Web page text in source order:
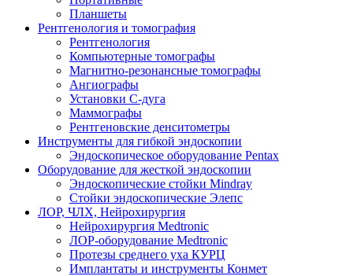
Планшеты
Рентгенология и томография
Рентгенология
Компьютерные томографы
Магнитно-резонансные томографы
Ангиографы
Установки С-дуга
Маммографы
Рентгеновские денситометры
Инструменты для гибкой эндоскопии
Эндоскопическое оборудование Pentax
Оборудование для жесткой эндоскопии
Эндоскопические стойки Mindray
Стойки эндоскопические Элепс
ЛОР, ЧЛХ, Нейрохирургия
Нейрохирургия Medtronic
ЛОР-оборудование Medtronic
Протезы среднего уха КУРЦ
Имплантаты и инструменты Конмет